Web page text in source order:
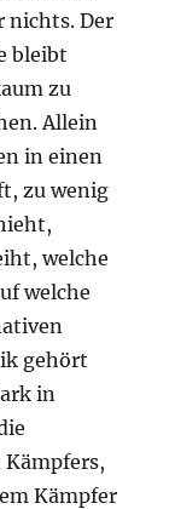
nichts. Der
bleibt
zu
Allein
in einen
zu wenig
welche
welche
gehört
in
Kämpfer